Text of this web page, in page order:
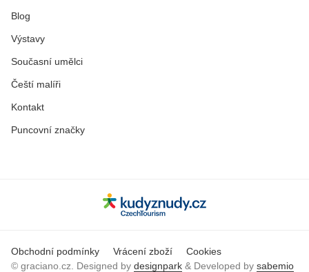
Blog
Výstavy
Současní umělci
Čeští malíři
Kontakt
Puncovní značky
Obchodní podmínky Vrácení zboží
Cookies
© graciano.cz. Designed by designpark & Developed by sabemio